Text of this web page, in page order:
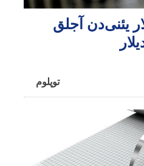
یئنی‌دن آجلق
توپلوم